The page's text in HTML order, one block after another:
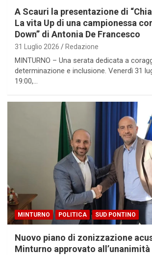
A Scauri la presentazione di
La vita Up di una campionessa
Down” di Antonia De Francesco
31 Luglio 2026 Redazione
MINTURNO – Una serata dedicata a
determinazione e inclusione. Venerdì 31
19:00,…
MINTURNO POLITICA SUD PONTINO
Nuovo piano di zonizzazione
Minturno approvato all’unanimità